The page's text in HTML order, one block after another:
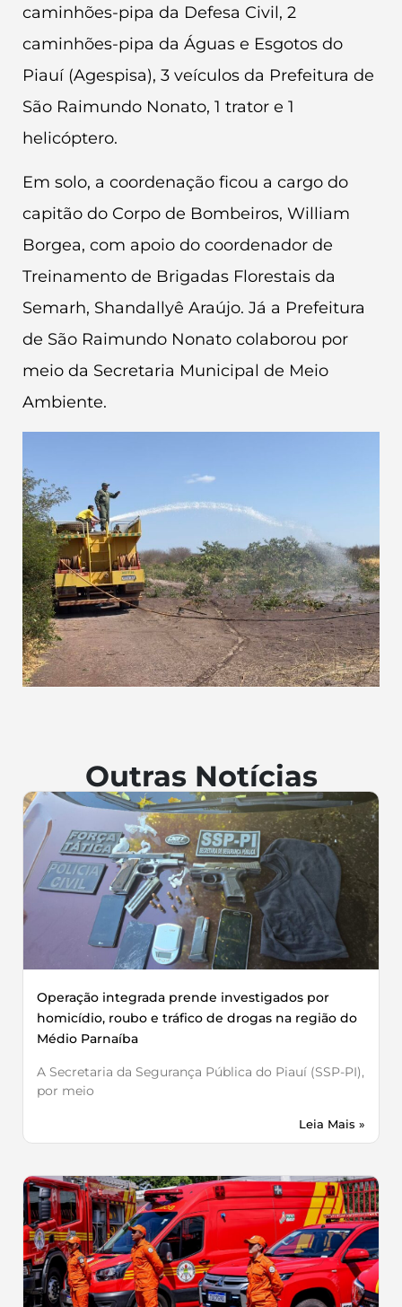
caminhões-pipa da Defesa Civil, 2
caminhões-pipa da Águas e Esgotos do
Piauí (Agespisa), 3 veículos da Prefeitura de
São Raimundo Nonato, 1 trator e 1
helicóptero.
Em solo, a coordenação ficou a cargo do
capitão do Corpo de Bombeiros, William
Borgea, com apoio do coordenador de
Treinamento de Brigadas Florestais da
Semarh, Shandallyê Araújo. Já a Prefeitura
de São Raimundo Nonato colaborou por
meio da Secretaria Municipal de Meio
Ambiente.
Outras Notícias
Operação integrada prende investigados por
homicídio, roubo e tráfico de drogas na região do
Médio Parnaíba
A Secretaria da Segurança Pública do Piauí (SSP-PI),
por meio
Leia Mais »